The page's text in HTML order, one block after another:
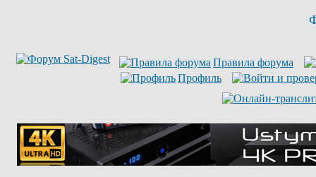
Правила форума
Профиль